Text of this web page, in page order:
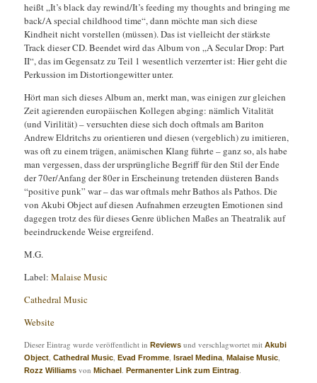
heißt „It’s black day rewind/It’s feeding my thoughts and bringing me
back/A special childhood time“, dann möchte man sich diese
Kindheit nicht vorstellen (müssen). Das ist vielleicht der stärkste
Track dieser CD. Beendet wird das Album von „A Secular Drop: Part
II“, das im Gegensatz zu Teil 1 wesentlich verzerrter ist: Hier geht die
Perkussion im Distortiongewitter unter.
Hört man sich dieses Album an, merkt man, was einigen zur gleichen
Zeit agierenden europäischen Kollegen abging: nämlich Vitalität
(und Virilität) – versuchten diese sich doch oftmals am Bariton
Andrew Eldritchs zu orientieren und diesen (vergeblich) zu imitieren,
was oft zu einem trägen, anämischen Klang führte – ganz so, als habe
man vergessen, dass der ursprüngliche Begriff für den Stil der Ende
der 70er/Anfang der 80er in Erscheinung tretenden düsteren Bands
“positive punk” war – das war oftmals mehr Bathos als Pathos. Die
von Akubi Object auf diesen Aufnahmen erzeugten Emotionen sind
dagegen trotz des für dieses Genre üblichen Maßes an Theatralik auf
beeindruckende Weise ergreifend.
M.G.
Label:Malaise Music
Cathedral Music
Website
Dieser Eintrag wurde veröffentlicht inReviews und verschlagwortet mitAkubi
Object,Cathedral Music,Evad Fromme,Israel Medina,Malaise Music,
Rozz Williams vonMichael.Permanenter Link zum Eintrag.